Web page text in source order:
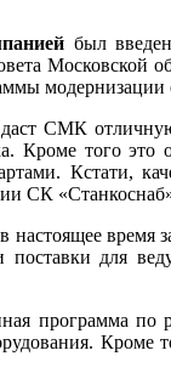
был
Московской
модернизации
СМК
Кроме того это
Кстати,
СК
настоящее время
для
программа по
Кроме